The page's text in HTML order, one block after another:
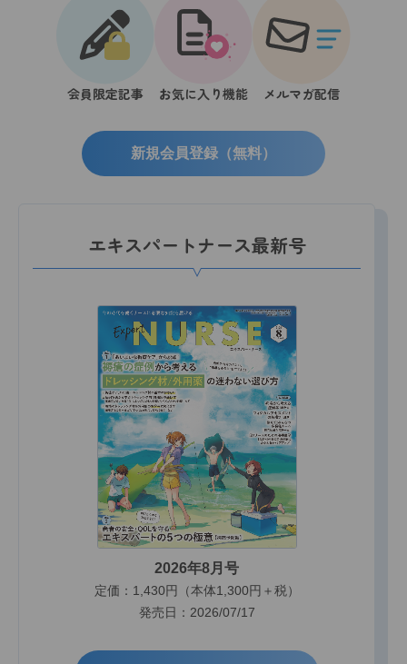
会員限定記事 お気に入り機能 メルマガ配信
新規会員登録（無料）
エキスパートナース最新号
2026年8月号
定価：1,430円（本体1,300円＋税）
発売日：2026/07/17